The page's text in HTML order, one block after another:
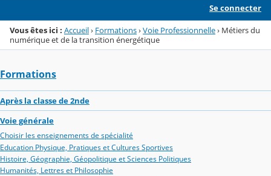
Se connecter
Vous êtes ici : Accueil› Formations›Voie Professionnelle› Métiers du
numérique et de la transition énergétique
Formations
Après la classe de 2nde
Voie générale
Choisir les enseignements de spécialité
Education Physique, Pratiques et Cultures Sportives
Histoire, Géographie, Géopolitique et Sciences Politiques
Humanités, Lettres et Philosophie